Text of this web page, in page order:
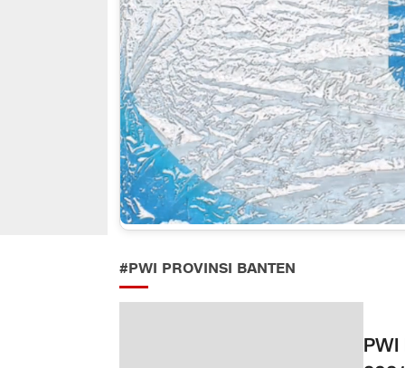
#PWI PROVINSI BANTEN